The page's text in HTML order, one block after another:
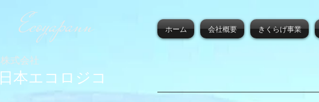
Ecoyapann
株式会社
日本エコロジコ
ホーム 会社概要 きくらげ事業